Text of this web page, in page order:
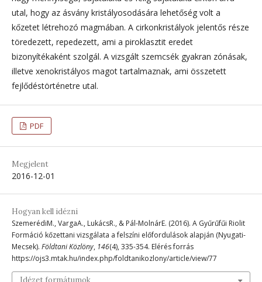
utal, hogy az ásvány kristályosodására lehetőség volt a
kőzetet létrehozó magmában. A cirkonkristályok jelentős része
töredezett, repedezett, ami a piroklasztit eredet
bizonyítékaként szolgál. A vizsgált szemcsék gyakran zónásak,
illetve xenokristályos magot tartalmaznak, ami összetett
fejlődéstörténetre utal.
PDF
Megjelent
2016-12-01
Hogyan kell idézni
SzemerédiM., VargaA., LukácsR., & Pál-MolnárE. (2016). A Gyűrűfűi Riolit
Formáció kőzettani vizsgálata a felszíni előfordulások alapján (Nyugati-
Mecsek). Földtani Közlöny, 146(4), 335-354. Elérés forrás
https://ojs3.mtak.hu/index.php/foldtanikozlony/article/view/77